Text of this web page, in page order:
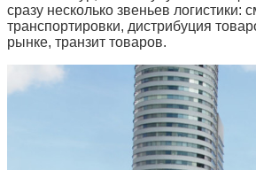
сразу несколько звеньев логистики:
транспортировки, дистрибуция
рынке, транзит товаров.